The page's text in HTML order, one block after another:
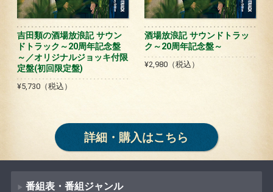
吉田類の酒場放浪記 サウン
ドトラック～20周年記念盤
～／オリジナルジョッキ付限
定盤(初回限定盤)
¥5,730（税込）
酒場放浪記 サウンドトラッ
ク～20周年記念盤～
¥2,980（税込）
詳細・購入はこちら
番組表・番組ジャンル